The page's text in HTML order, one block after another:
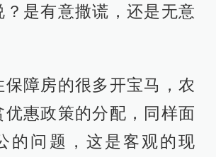
？是有意撒谎，还是无意
保障房的很多开宝马，农
优惠政策的分配，同样面
的问题，这是客观的现